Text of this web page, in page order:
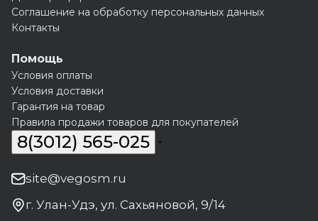
Соглашение на обработку персональных данных
Контакты
Помощь
Условия оплаты
Условия доставки
Гарантия на товар
Правила продажи товаров для покупателей
8(3012) 565-025
site@vegosm.ru
г. Улан-Удэ, ул. Сахьяновой, 9/14